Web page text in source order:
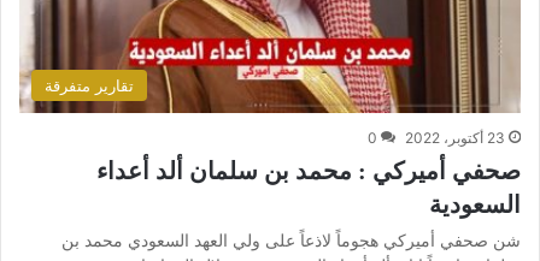
تقارير متفرقة
23 أكتوبر، 2022 0
صحفي أميركي : محمد بن سلمان ألد أعداء
السعودية
شن صحفي أميركي هجوماً لاذعاً على ولي العهد السعودي محمد بن